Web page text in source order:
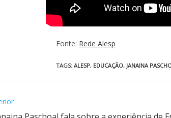
Fonte: Rede Alesp
TAGS: ALESP, EDUCAÇÃO, JANAINA